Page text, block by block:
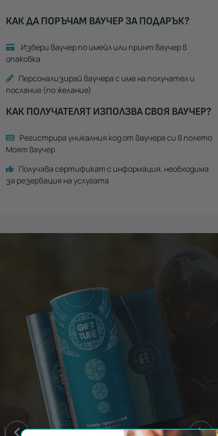
КАК ДА ПОРЪЧАМ ВАУЧЕР ЗА ПОДАРЪК?
Избери ваучер по имейл или принт ваучер в
опаковка
Персонализирай ваучера с име на получател и
послание (по желание)
КАК ПОЛУЧАТЕЛЯТ ИЗПОЛЗВА СВОЯ ВАУЧЕР?
Регистрира уникалния код от ваучера си в полето
Моят ваучер
Получава сертификат с информация, необходима
за резервация на услугата